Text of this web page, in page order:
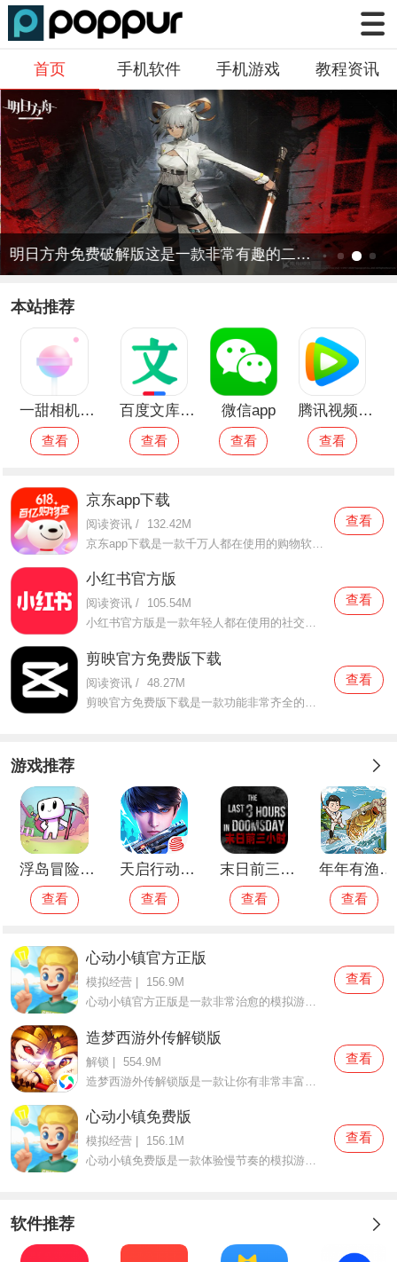
首页 手机软件 手机游戏 教程资讯
明日方舟免费破解版这是一款非常有趣的二次元战斗游戏
本站推荐
一甜相机2021最新版
查看
百度文库最新版
查看
微信app
查看
腾讯视频2021最新版本
查看
京东app下载
阅读资讯 /
132.42M
京东app下载是一款千万人都在使用的购物软件。这款京东app下载里面所覆盖的商品非常丰富且齐全，有什么想要购买的商品在这里面都是可以找到的，大到家具家电，小到穿衣鞋包等等统统都有，这里面的每一件商品都是可以
查看
小红书官方版
阅读资讯 /
105.54M
小红书官方版是一款年轻人都在使用的社交软件。这款小红书官方版上线已经很久了，而现在使用的人数越来越多了，在这里面究竟有什么魅力可以吸引来这么多用户前来体验呢？让我们一起来看看吧。这款小红书官方版里面有
查看
剪映官方免费版下载
阅读资讯 / 48.27M
查看
游戏推荐
浮岛冒险手机版
查看
天启行动测试版
查看
末日前三小时免费版
查看
年年有渔安卓版
查看
心动小镇官方正版
模拟经营
156.9M
心动小镇官方正版是一款非常治愈的模拟游戏，当玩家来到这个非常幽静的小镇上时，你会发现这里过分的美好，每天都可以生活得自由自在，不需要为任何烦恼忧愁，同时还可以约上三两好友一起聚合，总能打法你无聊的时光，体验感非常好，而且没有任何压力，任何玩家都可以轻松
查看
造梦西游外传解锁版
解锁
554.9M
查看
心动小镇免费版
模拟经营
156.1M
心动小镇免费版是一款体验慢节奏的模拟游戏，在这款心动小镇免费版中玩家可以感受到小镇上各种有趣的生活体验，生活节奏非常慢，你不仅可以过着自己想要的生活，同时也可以感受到不一样的玩法体验，难得休闲的下午时光想要钓鱼还是喝下午茶都可以任由你们选择，欢迎大家来
查看
软件推荐